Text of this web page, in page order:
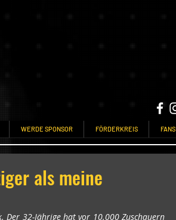
WERDE SPONSOR FÖRDERKREIS FANS
als meine
Der 32-Jährige hat vor 10.000 Zuschauern